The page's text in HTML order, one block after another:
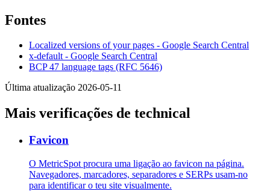
Fontes
Localized versions of your pages - Google Search Central
x-default - Google Search Central
BCP 47 language tags (RFC 5646)
Última atualização 2026-05-11
Mais verificações de technical
Favicon
O MetricSpot procura uma ligação ao favicon na página.
Navegadores, marcadores, separadores e SERPs usam-no
para identificar o teu site visualmente.